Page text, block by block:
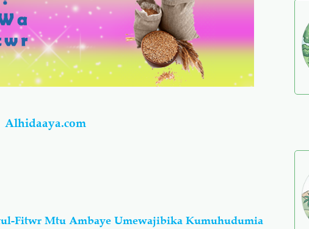
Alhidaaya.com
Fitwr Mtu Ambaye Umewajibika Kumuhudumia